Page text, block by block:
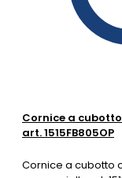
Cornice a
art. 1515FB805OP
Cornice a cubotto